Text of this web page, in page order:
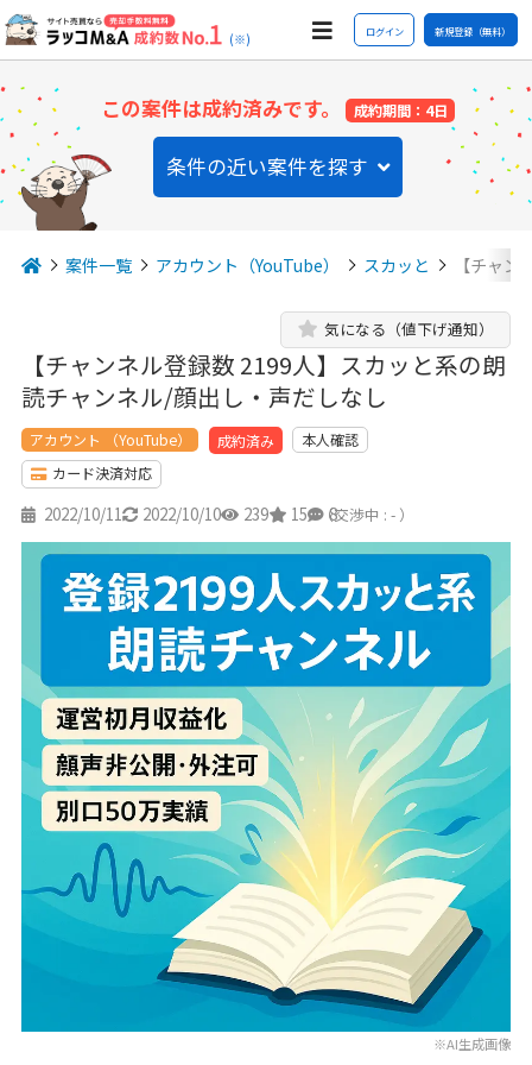
(※) ログイン 新規登録（無料）
この案件は成約済みです。 成約期間：4日
条件の近い案件を探す
案件一覧 アカウント（YouTube） スカッと 【チャ
【チャンネル登録数 2199人】スカッと系の朗
読チャンネル/顔出し・声だしなし
気になる（値下げ通知）
アカウント （YouTube） 成約済み
本人確認
カード決済対応
2022/10/11 2022/10/10 239 15 8
（交渉中 : - ）
※AI生成画像